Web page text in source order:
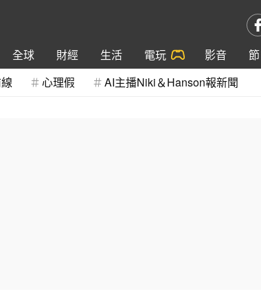
全球 財經 生活 電玩 影音
心理假 AI主播Niki＆Hanson報新聞